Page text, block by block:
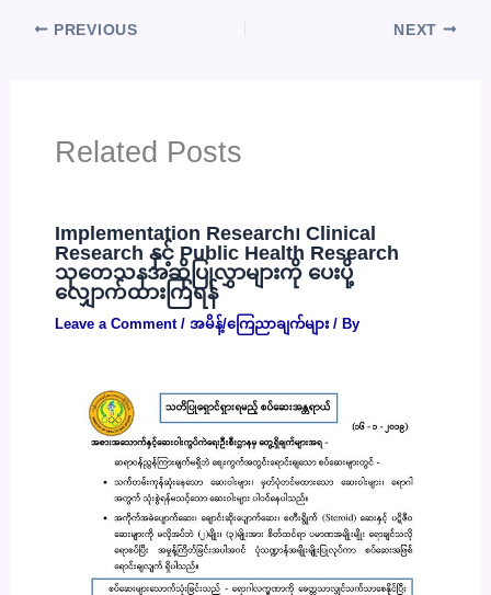
PREVIOUS NEXT
Related Posts
Implementation Research၊ Clinical
Research နှင့် Public Health Research
သုတေသနအဆိုပြုလွှာများကို ပေးပို့
လျှောက်ထားကြရန်
Leave a Comment / အမိန့်/ကြေညာချက်များ/ By